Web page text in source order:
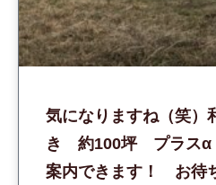
気になりますね（笑）
き 約100坪 プラス
案内できます！ お待